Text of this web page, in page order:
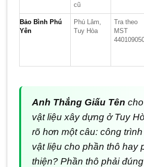
cũ
Bảo Bình Phú
Yên
Phú Lâm,
Tuy Hòa
Tra theo
MST
Anh Thắng Giấu Tên
vật liệu xây dựng ở Tuy
rõ hơn một câu: công
vật liệu cho phần thô hay
thiện? Phần thô phải